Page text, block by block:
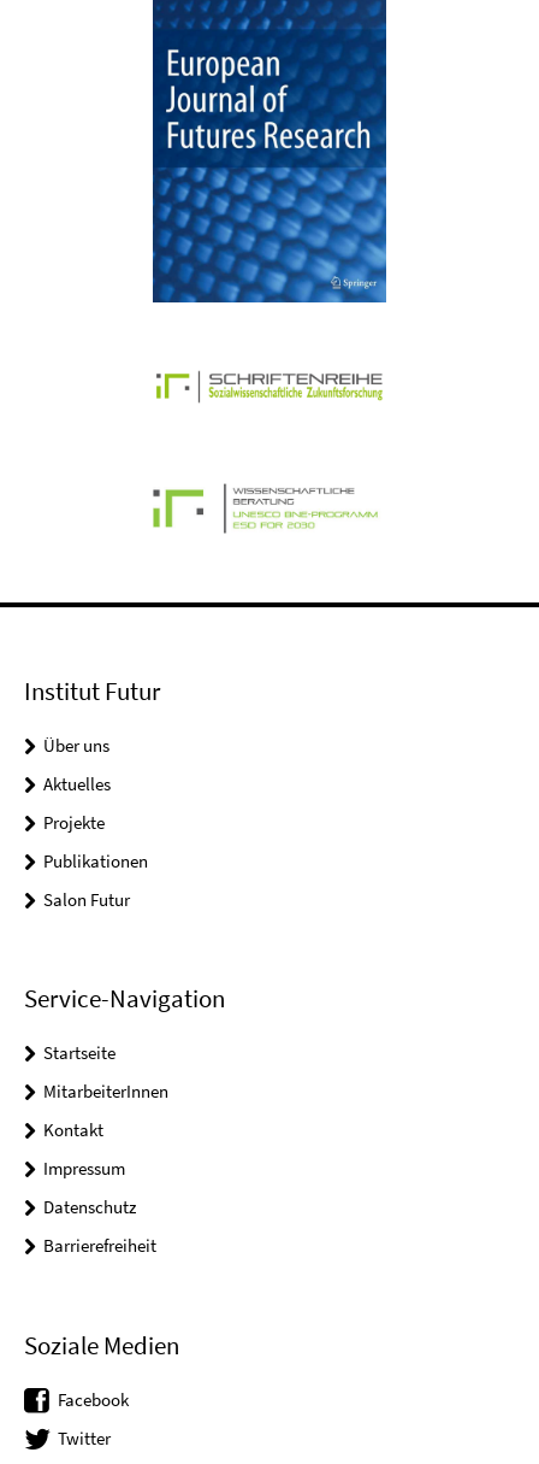
Institut Futur
Über uns
Aktuelles
Projekte
Publikationen
Salon Futur
Service-Navigation
Startseite
MitarbeiterInnen
Kontakt
Impressum
Datenschutz
Barrierefreiheit
Soziale Medien
Facebook
Twitter